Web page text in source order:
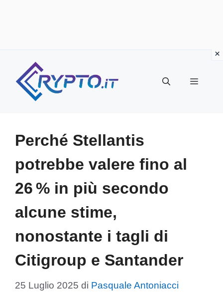
contenuto
Menu
Perché Stellantis
potrebbe valere fino al
26 % in più secondo
alcune stime,
nonostante i tagli di
Citigroup e Santander
25 Luglio 2025 di Pasquale Antoniacci